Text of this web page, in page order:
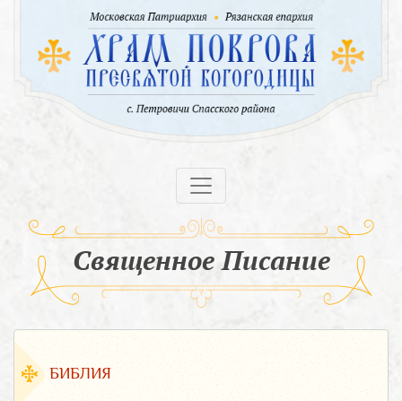
Священное Писание
БИБЛИЯ